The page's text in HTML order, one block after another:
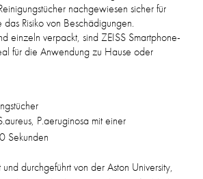
nachgewiesen sicher für
Risiko von Beschädigungen.
einzeln verpackt, sind ZEISS Smartphone-
für die Anwendung zu Hause oder
P.aeruginosa mit einer
Sekunden
durchgeführt von der Aston University,